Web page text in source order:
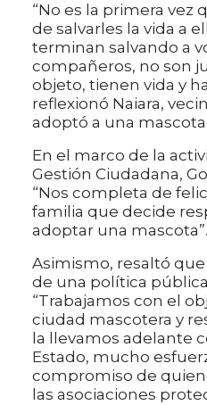
“No es la primera vez
de salvarles la vida a
terminan salvando a
compañeros, no son
objeto, tienen vida y
reflexionó Naiara,
adoptó a una
En el marco de la
Gestión Ciudadana,
“Nos completa de
familia que decide
adoptar una mascota”.
Asimismo, resaltó
de una política
“Trabajamos con el
ciudad mascotera y
la llevamos adelante
Estado, mucho
compromiso de
las asociaciones